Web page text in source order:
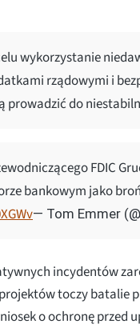
wykorzystanie
rządowymi i
prowadzić do
FDIC
bankowym jako
— Tom Emmer
incydentów
toczy batalie
o ochronę przed